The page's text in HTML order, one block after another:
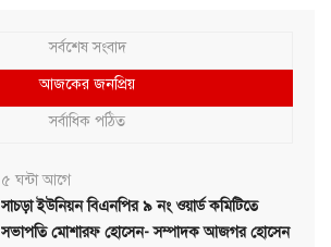
সর্বশেষ সংবাদ
আজকের জনপ্রিয়
সর্বাধিক পঠিত
৫ ঘন্টা আগে
সাচড়া ইউনিয়ন বিএনপির ৯ নং ওয়ার্ড কমিটিতে
সভাপতি মোশারফ হোসেন- সম্পাদক আজগর হোসেন